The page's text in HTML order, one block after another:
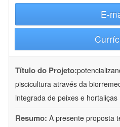
E-
Título do Projeto:
piscicultura através da
integrada de peixes e hortaliças
Resumo: A presente proposta